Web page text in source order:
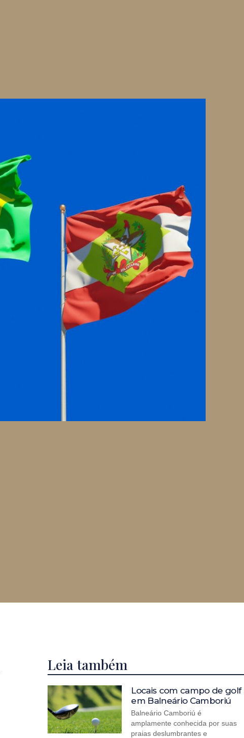
Leia também
Locais com campo de golf
em Balneário Camboriú
Balneário Camboriú é
amplamente conhecida por suas
praias deslumbrantes e